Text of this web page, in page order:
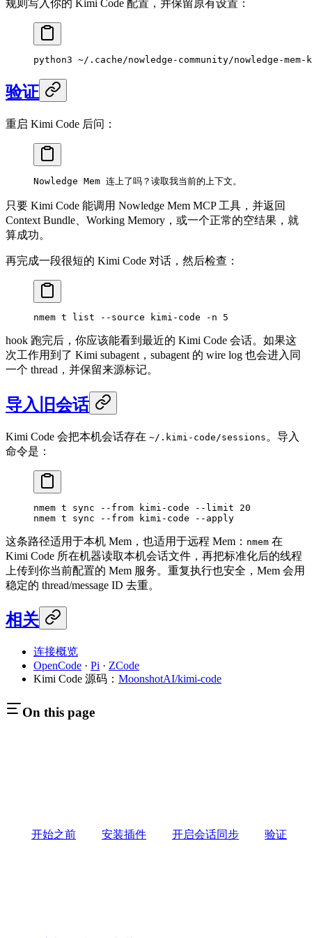
规则写入你的 Kimi Code 配置，并保留原有设置：
python3 ~/.cache/nowledge-community/nowledge-
验证
重启 Kimi Code 后问：
Nowledge Mem 连上了吗？读取我当前的上下文。
只要 Kimi Code 能调用 Nowledge Mem MCP 工具，并返回
Context Bundle、Working Memory，或一个正常的空结果，就
算成功。
再完成一段很短的 Kimi Code 对话，然后检查：
nmem t list --source kimi-code -n 5
hook 跑完后，你应该能看到最近的 Kimi Code 会话。如果这
次工作用到了 Kimi subagent，subagent 的 wire log 也会进入同
一个 thread，并保留来源标记。
导入旧会话
Kimi Code 会把本机会话存在 ~/.kimi-code/sessions 。导入
命令是：
nmem t sync --from kimi-code --limit 20
nmem t sync --from kimi-code --apply
这条路径适用于本机 Mem，也适用于远程 Mem： nmem 在
Kimi Code 所在机器读取本机会话文件，再把标准化后的线程
上传到你当前配置的 Mem 服务。重复执行也安全，Mem 会用
稳定的 thread/message ID 去重。
相关
连接概览
OpenCode · Pi · ZCode
Kimi Code 源码： MoonshotAI/kimi-code
On this page
开始之前 安装插件 开启会话同步 验证